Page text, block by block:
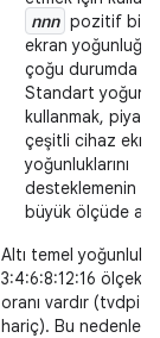
nnn pozitif bir
ekran
çoğu durumda
Standart
kullanmak,
çeşitli cihaz
yoğunluklarını
desteklemenin
büyük ölçüde
Altı temel yoğunluk
3:4:6:8:12:16
oranı vardır (tvdpi
hariç). Bu nedenle,